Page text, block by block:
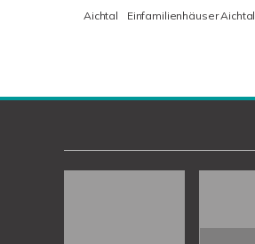
Aichtal
Einfamilienhäuser Aichtal